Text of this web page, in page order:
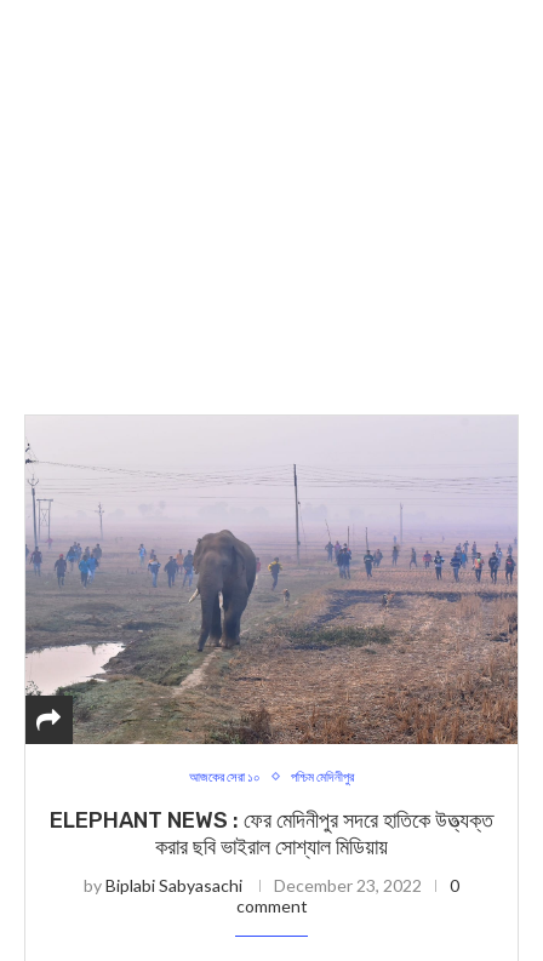
আজকের সেরা ১০ পশ্চিম মেদিনীপুর
ELEPHANT NEWS : ফের মেদিনীপুর সদরে হাতিকে উত্ত্যক্ত
করার ছবি ভাইরাল সোশ্যাল মিডিয়ায়
byBiplabi Sabyasachi December 23, 2022
0
comment